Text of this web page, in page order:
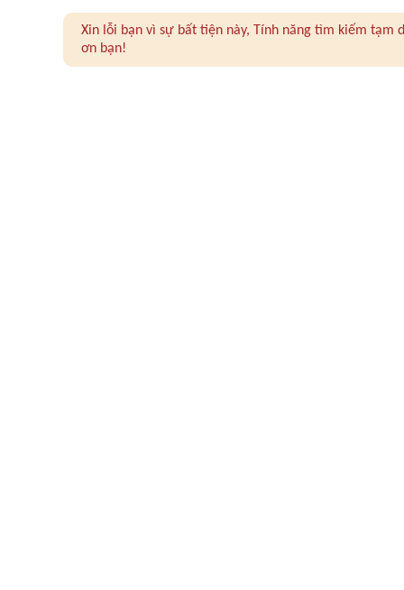
Xin lỗi bạn vì sự bất tiện này, Tính năng tìm kiếm
ơn bạn!